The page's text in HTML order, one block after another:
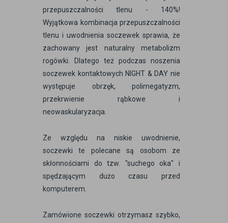
przepuszczalności tlenu - 140%!
Wyjątkowa kombinacja przepuszczalności
tlenu i uwodnienia soczewek sprawia, że
zachowany jest naturalny metabolizm
rogówki. Dlatego też podczas noszenia
soczewek kontaktowych NIGHT & DAY nie
występuje obrzęk, polimegatyzm,
przekrwienie rąbkowe i
neowaskularyzacja.
Ze względu na niskie uwodnienie,
soczewki te polecane są osobom ze
skłonnościami do tzw. "suchego oka" i
spędzającym dużo czasu przed
komputerem.
Zamówione soczewki otrzymasz szybko,